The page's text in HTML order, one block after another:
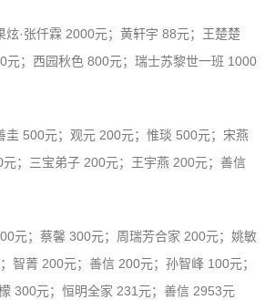
炫·张仟霖 2000元；黄轩宇 88元；王楚楚
元；西园秋色 800元；瑞士苏黎世一班 1000
圭 500元；观元 200元；惟琰 500元；宋燕
；三宝弟子 200元；王宇燕 200元；善信
元；蔡馨 300元；周瑞芳合家 200元；姚敏
智菁 200元；善信 200元；孙智峰 100元；
300元；恒明全家 231元；善信 2953元